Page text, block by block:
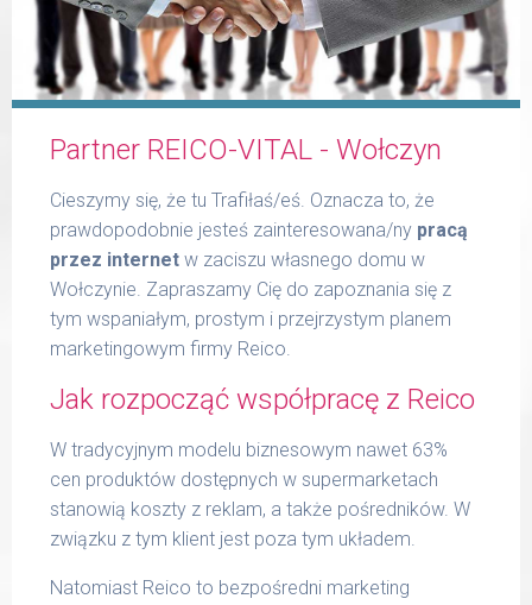
Formularz
Kontakt
Partner REICO-VITAL - Wołczyn
Cieszymy się, że tu Trafiłaś/eś. Oznacza to, że
prawdopodobnie jesteś zainteresowana/ny pracą
przez internet w zaciszu własnego domu w
Wołczynie. Zapraszamy Cię do zapoznania się z
tym wspaniałym, prostym i przejrzystym planem
marketingowym firmy Reico.
Jak rozpocząć współpracę z Reico
W tradycyjnym modelu biznesowym nawet 63%
cen produktów dostępnych w supermarketach
stanowią koszty z reklam, a także pośredników. W
związku z tym klient jest poza tym układem.
Natomiast Reico to bezpośredni marketing